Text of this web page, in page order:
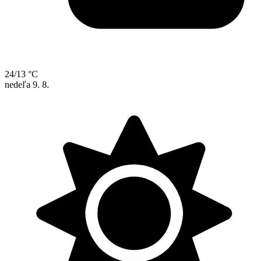
24/13 °C
nedeľa 9. 8.